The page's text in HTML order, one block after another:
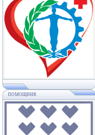
ПОМОЩНИК